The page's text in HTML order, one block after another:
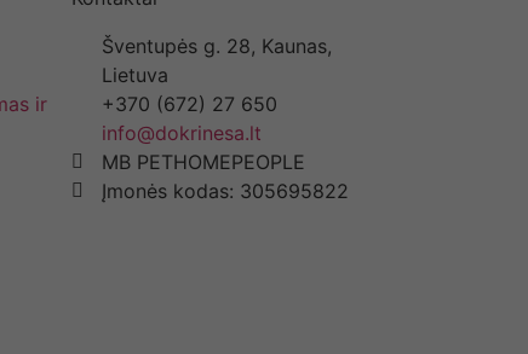
ir
Šventupės g. 28, Kaunas,
Lietuva
+370 (672) 27 650
info@dokrinesa.lt
MB PETHOMEPEOPLE
Įmonės kodas: 305695822